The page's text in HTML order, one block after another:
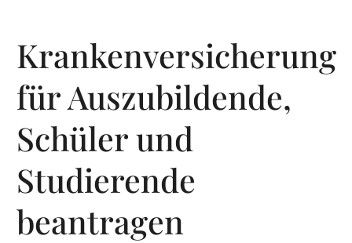
Krankenversicherung
für Auszubildende,
Schüler und
Studierende
beantragen